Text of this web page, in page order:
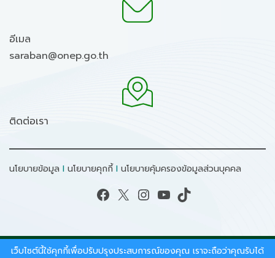
อีเมล
saraban@onep.go.th
ติดต่อเรา
นโยบายข้อมูล I นโยบายคุกกี้ I นโยบายคุ้มครองข้อมูลส่วนบุคคล
Facebook X Instagram YouTube TikTok
สงวนลิขสิทธิ์ © 2026 - สำนักงานนโยบายและแผน
เว็บไซต์นี้ใช้คุกกี้เพื่อปรับปรุงประสบการณ์ของคุณ เราจะถือว่าคุณรับได้